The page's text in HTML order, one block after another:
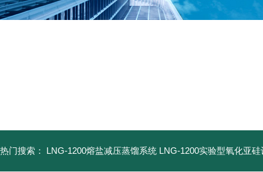
热门搜索： LNG-1200熔盐减压蒸馏系统 LNG-1200实验型氧化亚硅